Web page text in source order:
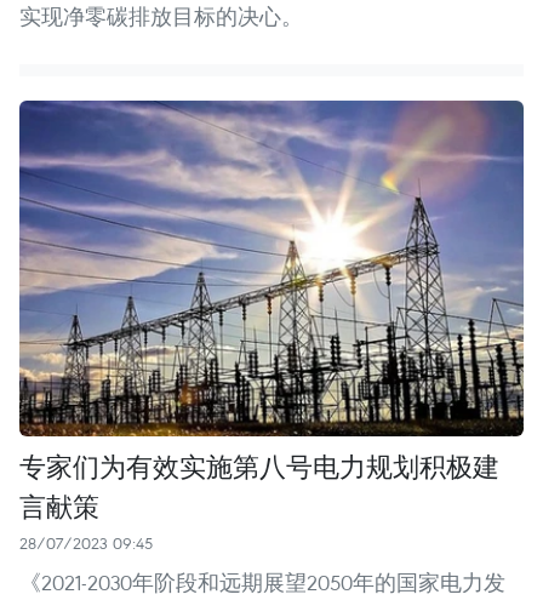
实现净零碳排放目标的决心。
专家们为有效实施第八号电力规划积极建
言献策
28/07/2023 09:45
《2021-2030年阶段和远期展望2050年的国家电力发